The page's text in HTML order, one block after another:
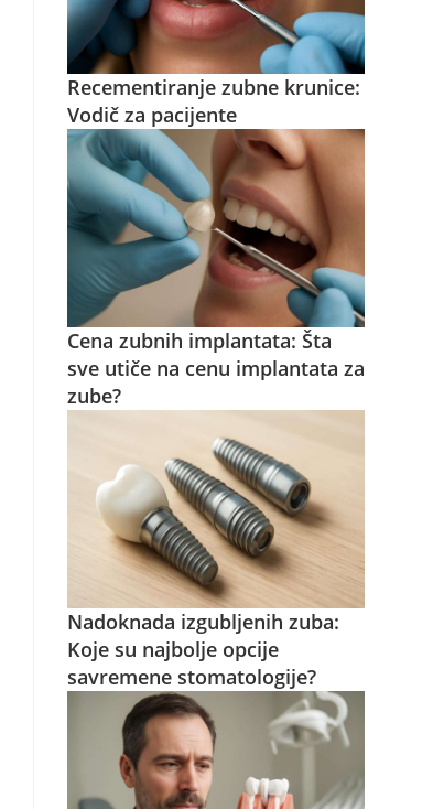
Recementiranje zubne krunice:
Vodič za pacijente
Cena zubnih implantata: Šta
sve utiče na cenu implantata za
zube?
Nadoknada izgubljenih zuba:
Koje su najbolje opcije
savremene stomatologije?